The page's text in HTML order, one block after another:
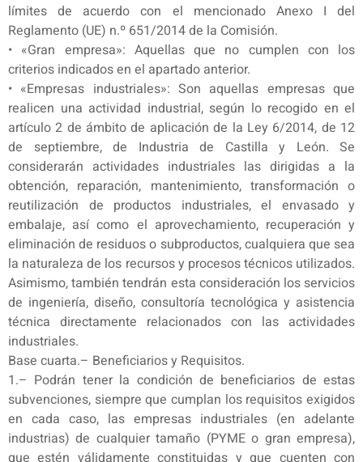
límites de acuerdo con el mencionado Anexo I del
Reglamento (UE) n.º 651/2014 de la Comisión.
• «Gran empresa»: Aquellas que no cumplen con los
criterios indicados en el apartado anterior.
• «Empresas industriales»: Son aquellas empresas que
realicen una actividad industrial, según lo recogido en el
artículo 2 de ámbito de aplicación de la Ley 6/2014, de 12
de septiembre, de Industria de Castilla y León. Se
considerarán actividades industriales las dirigidas a la
obtención, reparación, mantenimiento, transformación o
reutilización de productos industriales, el envasado y
embalaje, así como el aprovechamiento, recuperación y
eliminación de residuos o subproductos, cualquiera que sea
la naturaleza de los recursos y procesos técnicos utilizados.
Asimismo, también tendrán esta consideración los servicios
de ingeniería, diseño, consultoría tecnológica y asistencia
técnica directamente relacionados con las actividades
industriales.
Base cuarta.– Beneficiarios y Requisitos.
1.– Podrán tener la condición de beneficiarios de estas
subvenciones, siempre que cumplan los requisitos exigidos
en cada caso, las empresas industriales (en adelante
industrias) de cualquier tamaño (PYME o gran empresa),